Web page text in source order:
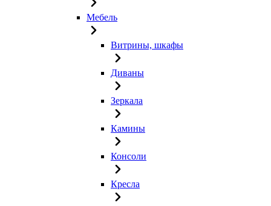
Мебель
Витрины, шкафы
Диваны
Зеркала
Камины
Консоли
Кресла